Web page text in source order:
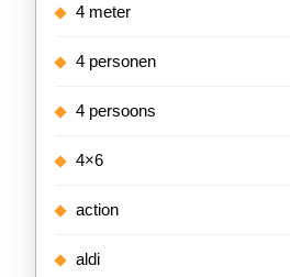
4 meter
4 personen
4 persoons
4×6
action
aldi